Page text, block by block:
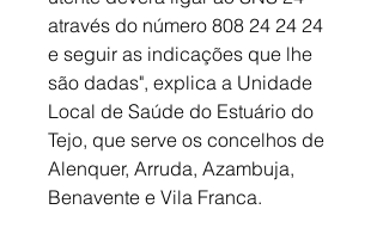
através do número 808 24 24 24
e seguir as indicações que lhe
são dadas", explica a Unidade
Local de Saúde do Estuário do
Tejo, que serve os concelhos de
Alenquer, Arruda, Azambuja,
Benavente e Vila Franca.